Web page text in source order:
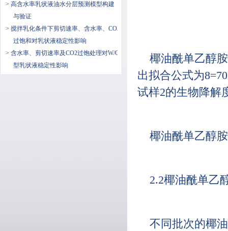
> 高含水率乳状液油水分层预测模型构建
与验证
> 搅拌乳化条件下剪切速率、含水率、CO2
过饱和对乳状液稳定性影响
> 含水率、剪切速率及CO2过饱处理对W/O
型乳状液稳定性影响
椰油酰单乙醇
出拟合公式为
试样2的生物降解
椰油酰单乙醇
2.2椰油酰单乙
不同批次的椰